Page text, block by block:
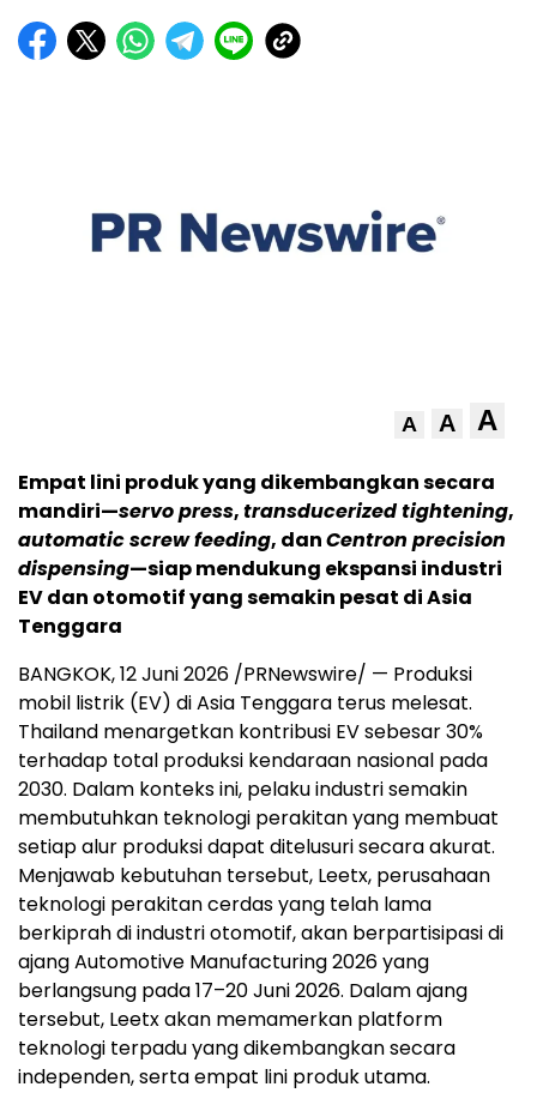
A A A
Empat lini produk yang dikembangkan secara
mandiri—servo press,transducerized tightening,
automatic screw feeding, danCentron precision
dispensing—siap mendukung ekspansi industri
EV dan otomotif yang semakin pesat di Asia
Tenggara
BANGKOK, 12 Juni 2026 /PRNewswire/ — Produksi
mobil listrik (EV) di Asia Tenggara terus melesat.
Thailand menargetkan kontribusi EV sebesar 30%
terhadap total produksi kendaraan nasional pada
2030. Dalam konteks ini, pelaku industri semakin
membutuhkan teknologi perakitan yang membuat
setiap alur produksi dapat ditelusuri secara akurat.
Menjawab kebutuhan tersebut, Leetx, perusahaan
teknologi perakitan cerdas yang telah lama
berkiprah di industri otomotif, akan berpartisipasi di
ajang Automotive Manufacturing 2026 yang
berlangsung pada 17–20 Juni 2026. Dalam ajang
tersebut, Leetx akan memamerkan platform
teknologi terpadu yang dikembangkan secara
independen, serta empat lini produk utama.